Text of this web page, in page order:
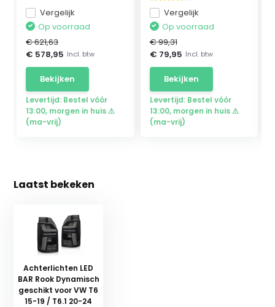
Vergelijk
Op voorraad
€ 621,63
€ 578,95 Incl. btw
Bekijken
Levertijd: Bestel vóór
13:00, morgen in huis ⚠
(ma-vrij)
Vergelijk
Op voorraad
€ 99,31
€ 79,95 Incl. btw
Bekijken
Levertijd: Bestel vóór
13:00, morgen in huis ⚠
(ma-vrij)
Laatst bekeken
Achterlichten LED
BAR Rook Dynamisch
geschikt voor VW T6
15-19 / T6.1 20-24